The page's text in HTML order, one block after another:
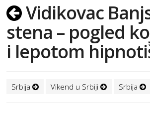
Vidikovac
stena – pogled
i lepotom
Srbija Vikend u Srbiji Srbija